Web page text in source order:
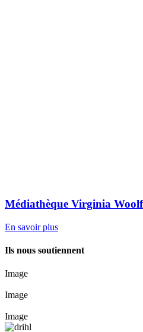
Médiathèque Virginia Woolf
En savoir plus
Ils nous soutiennent
Image
Image
Image